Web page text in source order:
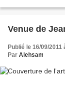
Venue de
Publié le 16/09/2011
Par Alehsam